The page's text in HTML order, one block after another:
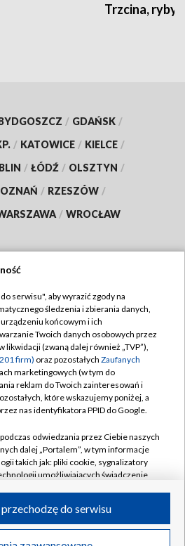
Trzcina, ryby
/ GDAŃSK /
/ KATOWICE / KIELCE /
/ ŁÓDŹ / OLSZTYN /
/ RZESZÓW /
/ WROCŁAW
TVP
TVP
prywatności
Moje zgody
Pomoc
Kontakt
Kanały
Polska S.A. w likwidacji
serwisu", aby wyrazić zgody na
śledzenia i zbierania danych,
końcowym i ich
Twoich danych osobowych przez
likwidacji (zwaną dalej również „TVP”),
firm) oraz pozostałych Zaufanych
marketingowych (w tym do
reklam do Twoich zainteresowań i
które wskazujemy poniżej, a
nas identyfikatora PPID do Google.
odwiedzania przez Ciebie naszych
dalej „Portalem”, w tym informacje
takich jak: pliki cookie, sygnalizatory
umożliwiających świadczenie
odwiedzania przez Ciebie
do serwisu